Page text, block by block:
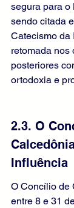
segura para o
sendo citada
Catecismo da
retomada nos
posteriores
ortodoxia e
2.3. O
Influência
O Concílio de
entre 8 e 31